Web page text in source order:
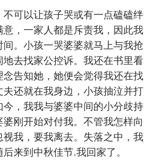
可以让孩子哭或有一点磕磕绊
，一家人都是斥责我，因此我
。小孩一哭婆婆就马上与我抢
去找家公控诉。我还在书里看
告知她，她便会觉得我还在找
还就在我身边，小孩抽泣并打
，我我与婆婆中间的小分歧持
刚开始对付我。不管我怎样向
我，要我离去。失落之中，我
来到中秋佳节.我回家了。